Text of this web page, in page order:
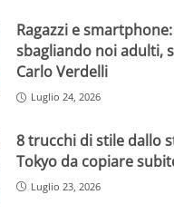
Ragazzi e
sbagliando noi adulti,
Carlo Verdelli
Luglio 24, 2026
8 trucchi di stile dallo
Tokyo da copiare
Luglio 23, 2026